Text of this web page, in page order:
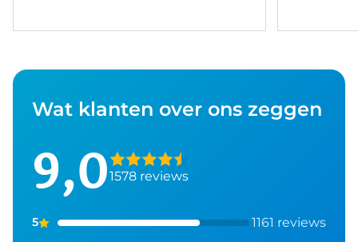
Wat klanten over ons zeggen
9,01578 reviews
5 1161 reviews